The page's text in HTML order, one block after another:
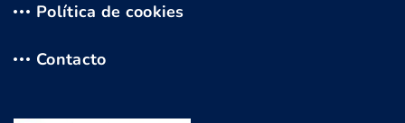
Política de cookies
Contacto